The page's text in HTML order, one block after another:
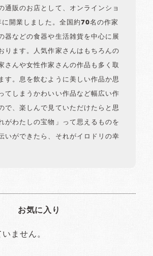
通販のお店として、オンラインショ
開業しました。全国約70名の作家
器などの食器や生活雑貨を中心に展
ります。人気作家さんはもちろんの
さんや女性作家さんの作品も多く取
す。息を飲むように美しい作品か思
てしまうかわいい作品など幅広い作
で、楽しんで見ていただけたらと思
がわたしの宝物」って思えるものを
いができたら、それがイロドリの幸
お気に入り
ません。